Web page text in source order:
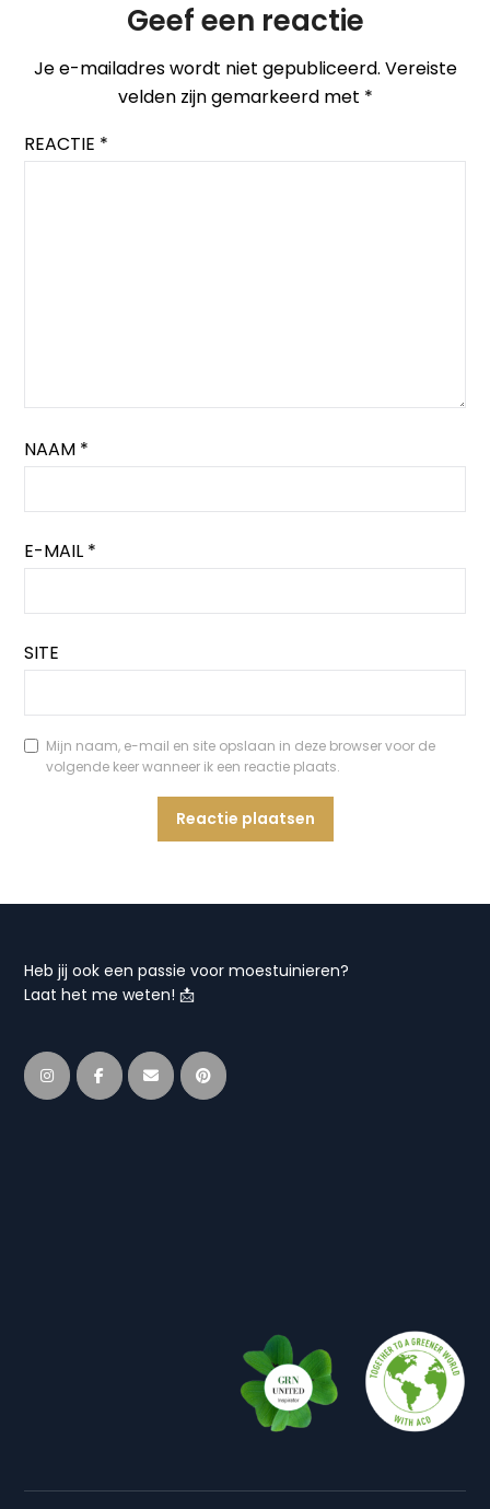
Geef een reactie
Je e-mailadres wordt niet gepubliceerd. Vereiste
velden zijn gemarkeerd met *
REACTIE *
NAAM *
E-MAIL *
SITE
Mijn naam, e-mail en site opslaan in deze browser voor de
volgende keer wanneer ik een reactie plaats.
Heb jij ook een passie voor moestuinieren?
Laat het me weten! 📩